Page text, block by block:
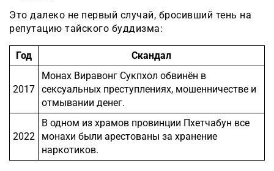
Это далеко не первый случай, бросивший тень на
репутацию тайского буддизма:
Год Скандал
2017
Монах Виравонг Сукпхол обвинён в
сексуальных преступлениях, мошенничестве и
отмывании денег.
2022
В одном из храмов провинции Пхетчабун все
монахи были арестованы за хранение
наркотиков.